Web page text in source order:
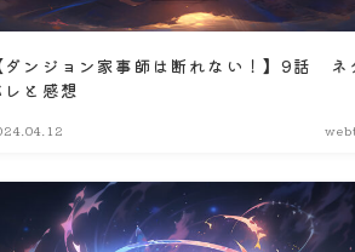
ダンジョン家事師は断れない！】9話 ネ
レと感想